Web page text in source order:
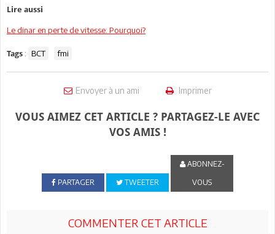
Lire aussi
Le dinar en perte de vitesse: Pourquoi?
Tags : BCT fmi
Envoyer à un ami Imprimer
VOUS AIMEZ CET ARTICLE ? PARTAGEZ-LE AVEC
VOS AMIS !
PARTAGER TWEETER
ABONNEZ-
VOUS
COMMENTER CET ARTICLE